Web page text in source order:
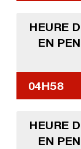
HEURE
EN
04H58
HEURE
EN